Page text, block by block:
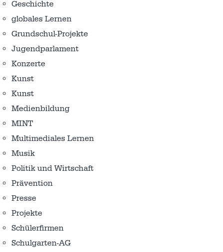
Geschichte
globales Lernen
Grundschul-Projekte
Jugendparlament
Konzerte
Kunst
Kunst
Medienbildung
MINT
Multimediales Lernen
Musik
Politik und Wirtschaft
Prävention
Presse
Projekte
Schülerfirmen
Schulgarten-AG